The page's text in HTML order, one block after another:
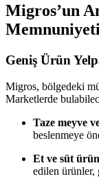
Migros’un
Memnuniyeti
Geniş Ürün
Migros, bölgedeki
Marketlerde
Taze meyve
beslenmeye
Et ve süt
edilen ürünler,